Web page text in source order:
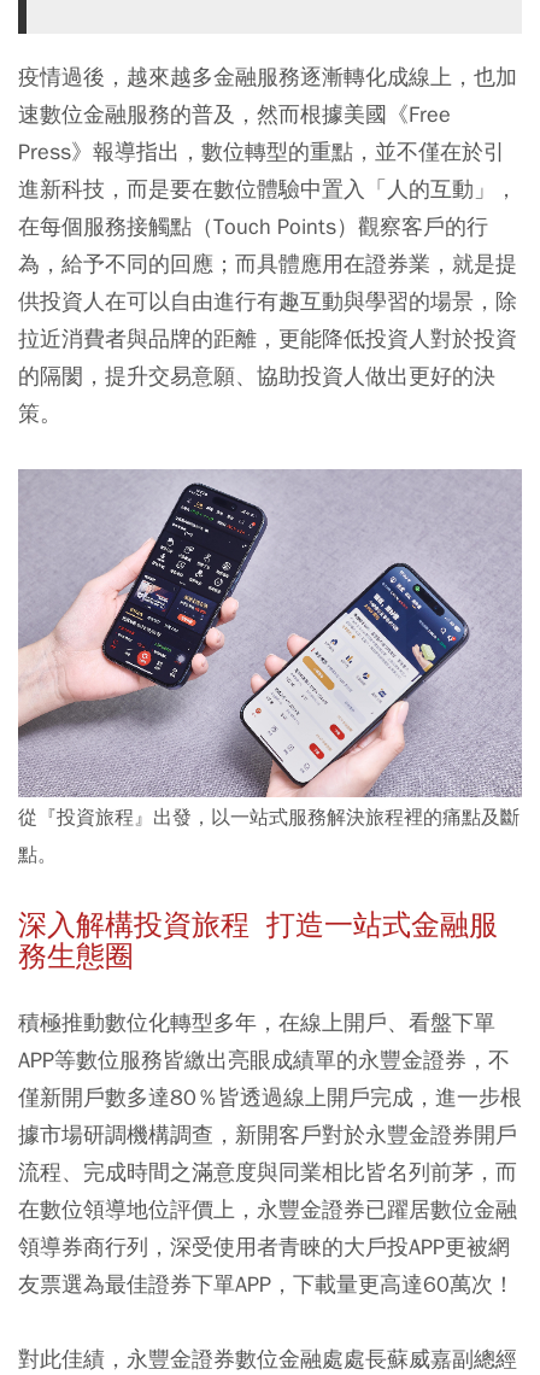
疫情過後，越來越多金融服務逐漸轉化成線上，也加
速數位金融服務的普及，然而根據美國《Free
Press》報導指出，數位轉型的重點，並不僅在於引
進新科技，而是要在數位體驗中置入「人的互動」，
在每個服務接觸點（Touch Points）觀察客戶的行
為，給予不同的回應；而具體應用在證券業，就是提
供投資人在可以自由進行有趣互動與學習的場景，除
拉近消費者與品牌的距離，更能降低投資人對於投資
的隔閡，提升交易意願、協助投資人做出更好的決
策。
從『投資旅程』出發，以一站式服務解決旅程裡的痛點及斷
點。
深入解構投資旅程 打造一站式金融服
務生態圈
積極推動數位化轉型多年，在線上開戶、看盤下單
APP等數位服務皆繳出亮眼成績單的永豐金證券，不
僅新開戶數多達80％皆透過線上開戶完成，進一步根
據市場研調機構調查，新開客戶對於永豐金證券開戶
流程、完成時間之滿意度與同業相比皆名列前茅，而
在數位領導地位評價上，永豐金證券已躍居數位金融
領導券商行列，深受使用者青睞的大戶投APP更被網
友票選為最佳證券下單APP，下載量更高達60萬次！
對此佳績，永豐金證券數位金融處處長蘇威嘉副總經